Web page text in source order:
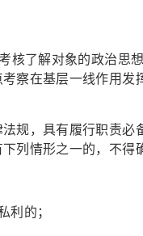
核了解对象的政治思
察在基层一线作用发
规，具有履行职责必
列情形之一的，不得
利的；